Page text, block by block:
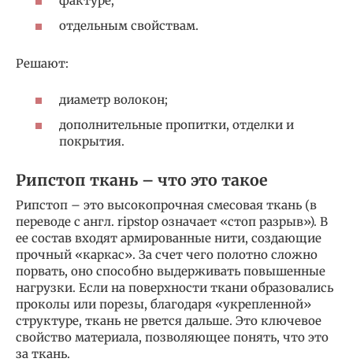
отдельным свойствам.
Решают:
диаметр волокон;
дополнительные пропитки, отделки и
покрытия.
Рипстоп ткань – что это такое
Рипстоп – это высокопрочная смесовая ткань (в
переводе с англ. ripstop означает «стоп разрыв»). В
ее состав входят армированные нити, создающие
прочный «каркас». За счет чего полотно сложно
порвать, оно способно выдерживать повышенные
нагрузки. Если на поверхности ткани образовались
проколы или порезы, благодаря «укрепленной»
структуре, ткань не рвется дальше. Это ключевое
свойство материала, позволяющее понять, что это
за ткань.